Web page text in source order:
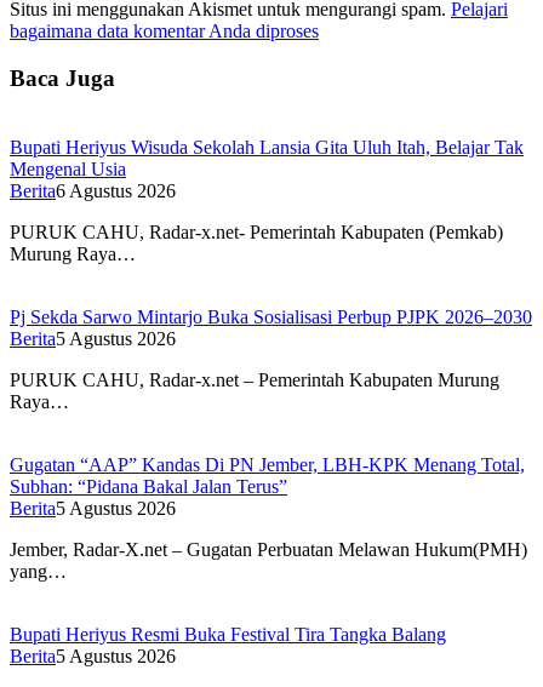
Situs ini menggunakan Akismet untuk mengurangi spam. Pelajari
bagaimana data komentar Anda diproses
Baca Juga
Bupati Heriyus Wisuda Sekolah Lansia Gita Uluh Itah, Belajar Tak
Mengenal Usia
Berita6 Agustus 2026
PURUK CAHU, Radar-x.net- Pemerintah Kabupaten (Pemkab)
Murung Raya…
Pj Sekda Sarwo Mintarjo Buka Sosialisasi Perbup PJPK 2026–2030
Berita5 Agustus 2026
PURUK CAHU, Radar-x.net – Pemerintah Kabupaten Murung
Raya…
Gugatan “AAP” Kandas Di PN Jember, LBH-KPK Menang Total,
Subhan: “Pidana Bakal Jalan Terus”
Berita5 Agustus 2026
Jember, Radar-X.net – Gugatan Perbuatan Melawan Hukum(PMH)
yang…
Bupati Heriyus Resmi Buka Festival Tira Tangka Balang
Berita5 Agustus 2026